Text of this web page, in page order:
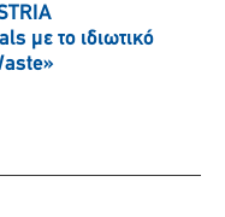
με το ιδιωτικό